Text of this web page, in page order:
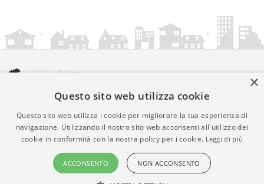
amministrazionicomunali.it è una iniziativa diartemedia.it
© Copyright MMXXIV - P.IVA 05400000724
Informazioni sul servizio |Informativa Privacy| Informativa
Cookies • Time 0.009
×
Questo sito web utilizza cookie
Questo sito web utilizza i cookie per migliorare la tua esperienza di
navigazione. Utilizzando il nostro sito web acconsenti all'utilizzo dei
cookie in conformità con la nostra policy per i cookie. Leggi di più
ACCONSENTO NON ACCONSENTO